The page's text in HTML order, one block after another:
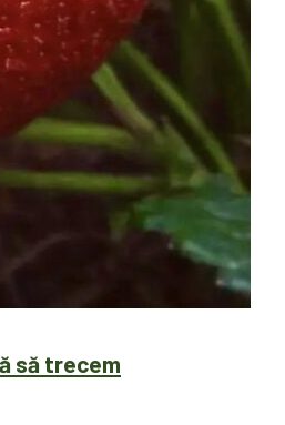
să trecem